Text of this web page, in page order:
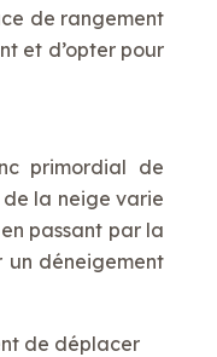
de rangement
et d’opter pour
primordial de
la neige varie
passant par la
un déneigement
de déplacer